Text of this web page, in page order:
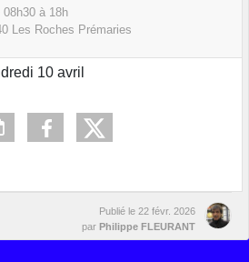
08h30 à 18h
Les Roches Prémaries
10 avril
Publié le 22 févr. 2026
par Philippe FLEURANT